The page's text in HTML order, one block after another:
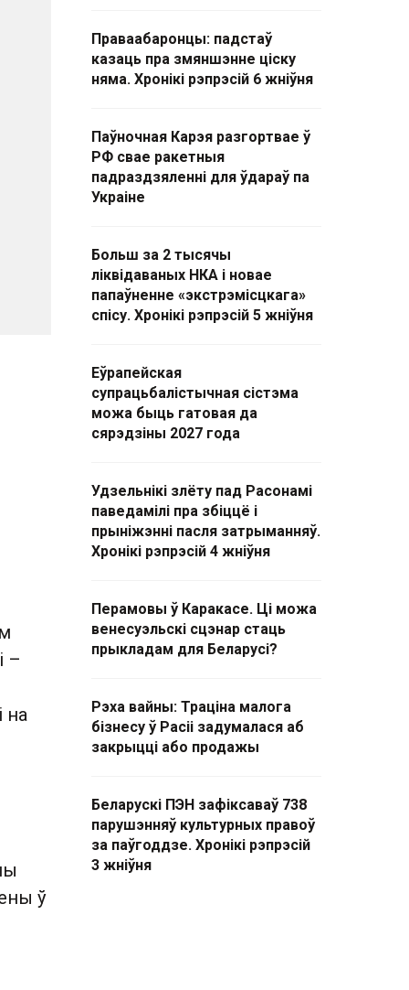
–
на
ў
Праваабаронцы: падстаў
казаць пра змяншэнне ціску
няма. Хронікі рэпрэсій 6 жніўня
Паўночная Карэя разгортвае ў
РФ свае ракетныя
падраздзяленні для ўдараў па
Украіне
Больш за 2 тысячы
ліквідаваных НКА і новае
папаўненне «экстрэмісцкага»
спісу. Хронікі рэпрэсій 5 жніўня
Еўрапейская
супрацьбалістычная сістэма
можа быць гатовая да
сярэдзіны 2027 года
Удзельнікі злёту пад Расонамі
паведамілі пра збіццё і
прыніжэнні пасля затрыманняў.
Хронікі рэпрэсій 4 жніўня
Перамовы ў Каракасе. Ці можа
венесуэльскі сцэнар стаць
прыкладам для Беларусі?
Рэха вайны: Траціна малога
бізнесу ў Расіі задумалася аб
закрыцці або продажы
Беларускі ПЭН зафіксаваў 738
парушэнняў культурных правоў
за паўгоддзе. Хронікі рэпрэсій
3 жніўня